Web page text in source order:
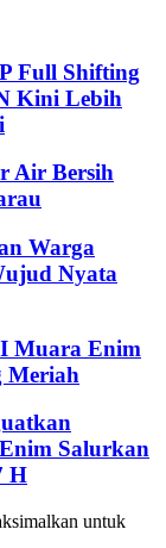
Full Shifting
Kini Lebih
Air Bersih
Warga
Nyata
Muara Enim
Meriah
Salurkan
H